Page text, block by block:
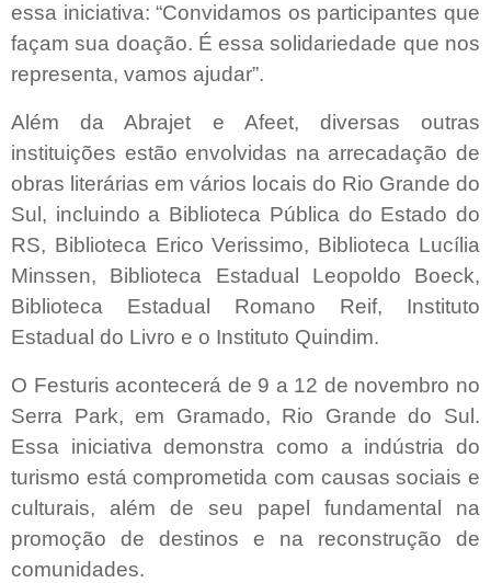
essa iniciativa: “Convidamos os participantes que
façam sua doação. É essa solidariedade que nos
representa, vamos ajudar”.
Além da Abrajet e Afeet, diversas outras
instituições estão envolvidas na arrecadação de
obras literárias em vários locais do Rio Grande do
Sul, incluindo a Biblioteca Pública do Estado do
RS, Biblioteca Erico Verissimo, Biblioteca Lucília
Minssen, Biblioteca Estadual Leopoldo Boeck,
Biblioteca Estadual Romano Reif, Instituto
Estadual do Livro e o Instituto Quindim.
O Festuris acontecerá de 9 a 12 de novembro no
Serra Park, em Gramado, Rio Grande do Sul.
Essa iniciativa demonstra como a indústria do
turismo está comprometida com causas sociais e
culturais, além de seu papel fundamental na
promoção de destinos e na reconstrução de
comunidades.